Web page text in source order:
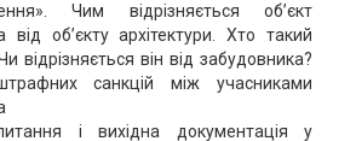
Чим відрізняється об’єкт
від об’єкту архітектури. Хто такий
відрізняється він від забудовника?
санкцій між учасниками
і вихідна документація у